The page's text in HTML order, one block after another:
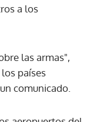
a los
las armas",
países
comunicado.